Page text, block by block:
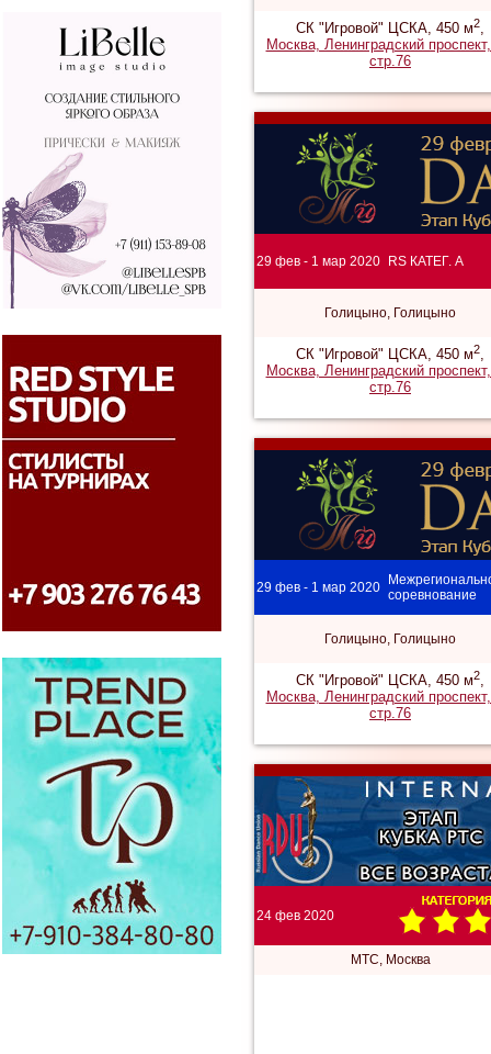
СК "Игровой" ЦСКА, 450 м2,
Москва, Ленинградский
стр.76
29 фев - 1 мар 2020 RS КАТЕГ. A
Голицыно, Голицыно
СК "Игровой" ЦСКА, 450 м2,
Москва, Ленинградский
стр.76
29 фев - 1 мар 2020 соревнование
Голицыно, Голицыно
СК "Игровой" ЦСКА, 450 м2,
Москва, Ленинградский
стр.76
24 фев 2020
МТС, Москва